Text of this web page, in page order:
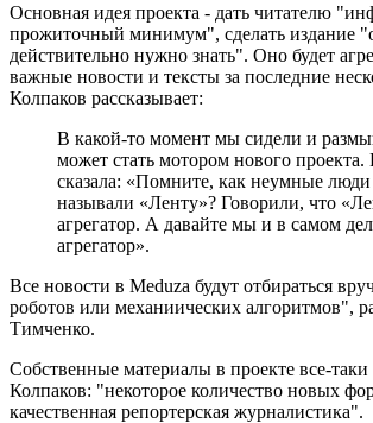
Основная идея проекта - дать читателю
прожиточный минимум", сделать издание
действительно нужно знать". Оно будет
важные новости и тексты за последние
Колпаков рассказывает:
В какой-то момент мы сидели и
может стать мотором нового проекта.
сказала: «Помните, как неумные люди
называли «Ленту»? Говорили, что
агрегатор. А давайте мы и в самом
агрегатор».
Все новости в Meduza будут отбираться
роботов или механиических алгоритмов",
Тимченко.
Собственные материалы в проекте все-таки
Колпаков: "некоторое количество новых
качественная репортерская журналистика".